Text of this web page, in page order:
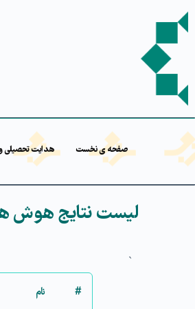
صفحه ی نخست هدایت تحصیلی
لیست نتایج هوش
`
#
نام